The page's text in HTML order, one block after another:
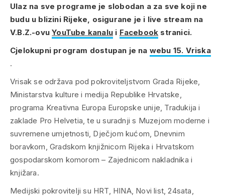
Ulaz na sve programe je slobodan a za sve koji ne
budu u blizini Rijeke, osigurane je i live stream na
V.B.Z.-ovuYouTube kanalu i Facebook stranici.
Cjelokupni program dostupan je na webu 15. Vriska
.
Vrisak se održava pod pokroviteljstvom Grada Rijeke,
Ministarstva kulture i medija Republike Hrvatske,
programa Kreativna Europa Europske unije, Tradukija i
zaklade Pro Helvetia, te u suradnji s Muzejom moderne i
suvremene umjetnosti, Dječjom kućom, Dnevnim
boravkom, Gradskom knjižnicom Rijeka i Hrvatskom
gospodarskom komorom – Zajednicom nakladnika i
knjižara.
Medijski pokrovitelji su HRT, HINA, Novi list, 24sata,